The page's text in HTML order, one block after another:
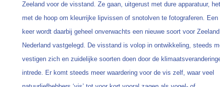
Zeeland voor de visstand. Ze gaan, uitgerust met dure apparatuur,
met de hoop om kleurrijke lipvissen of snotolven te fotograferen. Een
keer wordt daarbij geheel onverwachts een nieuwe soort voor
Nederland vastgelegd. De visstand is volop in ontwikkeling, steeds
vestigen zich en zuidelijke soorten doen door de
intrede. Er komt steeds meer waardering voor de vis zelf, waar veel